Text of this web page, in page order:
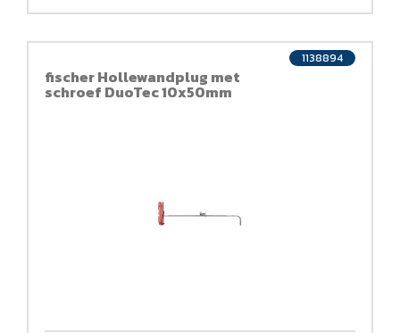
fischer Hollewandplug met
schroef DuoTec 10x50mm
1138894